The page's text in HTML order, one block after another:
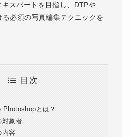
スパートを目指し、DTPや
必須の写真編集テクニックを
目次
Photoshopとは？
対象者
内容